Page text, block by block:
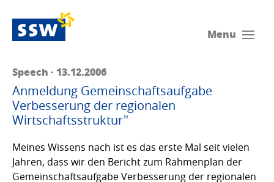
Menu
Speech · 13.12.2006
Anmeldung Gemeinschaftsaufgabe
Verbesserung der regionalen
Wirtschaftsstruktur"
Meines Wissens nach ist es das erste Mal seit vielen
Jahren, dass wir den Bericht zum Rahmenplan der
Gemeinschaftsaufgabe Verbesserung der regionalen